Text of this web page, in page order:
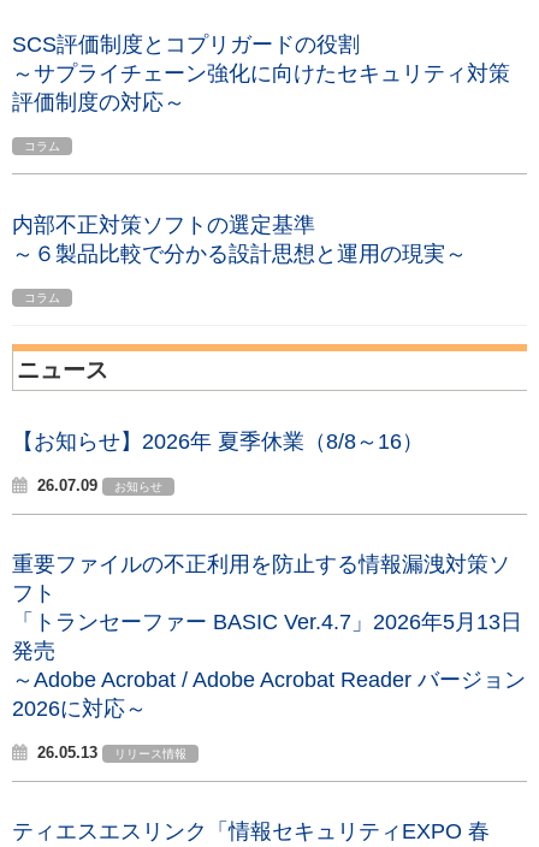
SCS評価制度とコプリガードの役割
～サプライチェーン強化に向けたセキュリティ対策
評価制度の対応～
コラム
内部不正対策ソフトの選定基準
～６製品比較で分かる設計思想と運用の現実～
コラム
ニュース
【お知らせ】2026年 夏季休業（8/8～16）
26.07.09 お知らせ
重要ファイルの不正利用を防止する情報漏洩対策ソ
フト
「トランセーファー BASIC Ver.4.7」2026年5月13日
発売
～Adobe Acrobat / Adobe Acrobat Reader バージョン
2026に対応～
26.05.13 リリース情報
ティエスエスリンク「情報セキュリティEXPO 春